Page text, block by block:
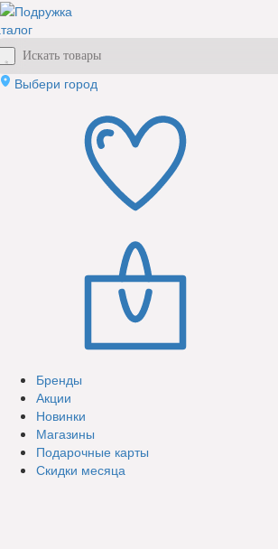
Выбери город
Бренды
Акции
Новинки
Магазины
Подарочные карты
Скидки месяца